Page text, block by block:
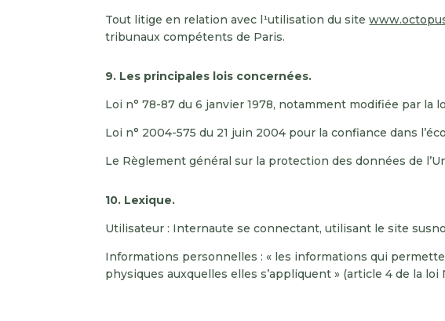
Tout litige en relation avec l¹utilisation du site
tribunaux compétents de Paris.
9. Les principales lois concernées.
Loi n° 78-87 du 6 janvier 1978, notamment modifiée par la
Loi n° 2004-575 du 21 juin 2004 pour la confiance dans
Le Règlement général sur la protection des données de
10. Lexique.
Utilisateur : Internaute se connectant, utilisant le site
Informations personnelles : « les informations qui
physiques auxquelles elles s’appliquent » (article 4 de la loi